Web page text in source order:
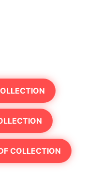
COLLECTION